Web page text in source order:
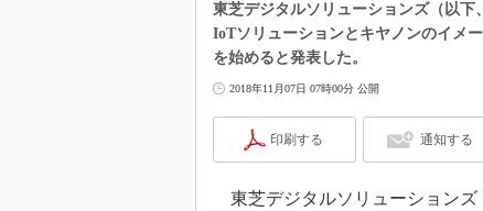
東芝デジタルソリューションズ（以下
IoTソリューションとキヤノンのイメ
を始めると発表した。
2018年11月07日 07時00分 公開
印刷する 通知する
東芝デジタルソリューションズ